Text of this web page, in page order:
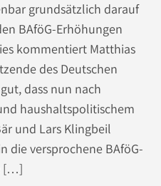
grundsätzlich darauf
BAföG-Erhöhungen
kommentiert Matthias
des Deutschen
dass nun nach
haushaltspolitischem
und Lars Klingbeil
die versprochene BAföG-
[…]